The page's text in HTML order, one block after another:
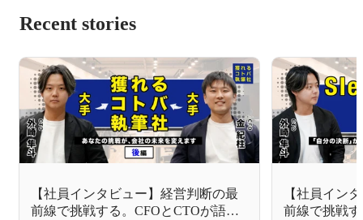
Recent stories
【社員インタビュー】経営判断の最
前線で挑戦する。CFOとCTOが語る
【社員イン
前線で挑戦